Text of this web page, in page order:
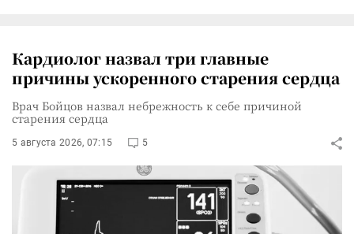
Кардиолог назвал три главные
причины ускоренного старения сердца
Врач Бойцов назвал небрежность к себе причиной
старения сердца
5 августа 2026, 07:15 5